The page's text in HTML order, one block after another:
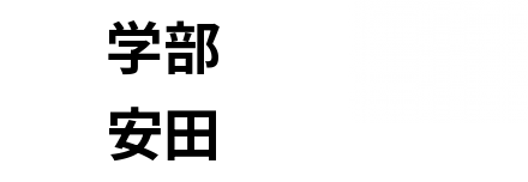
学部
安田